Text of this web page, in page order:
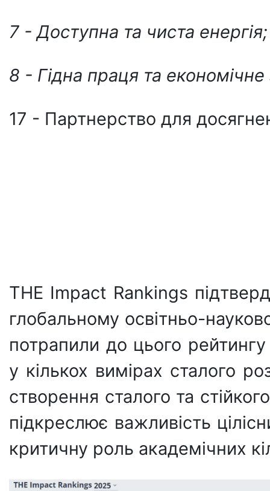
7 - Доступна та чиста енергія;
8 - Гідна праця та
17 - Партнерство для
THE Impact Rankings
глобальному освітньо-
потрапили до цього
у кількох вимірах сталого
створення сталого та
підкреслює важливість
критичну роль академічних